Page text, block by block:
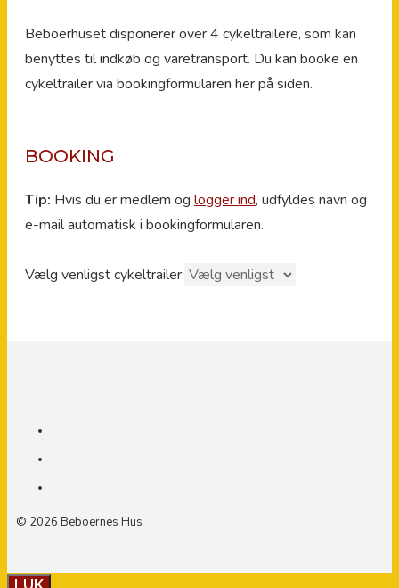
Beboerhuset disponerer over 4 cykeltrailere, som kan
benyttes til indkøb og varetransport. Du kan booke en
cykeltrailer via bookingformularen her på siden.
BOOKING
Tip: Hvis du er medlem og logger ind, udfyldes navn og
e-mail automatisk i bookingformularen.
Vælg venligst cykeltrailer:
© 2026 Beboernes Hus